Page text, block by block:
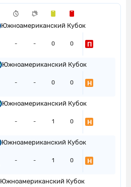
Южноамериканский Кубок
- - 0 0 П
Южноамериканский Кубок
- - 0 0 Н
Южноамериканский Кубок
- - 1 0 Н
Южноамериканский Кубок
- - 1 0 Н
Южноамериканский Кубок